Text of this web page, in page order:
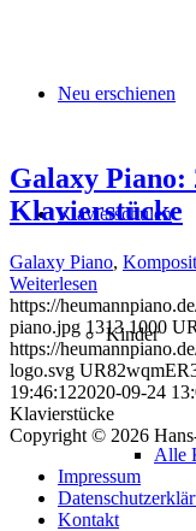
Neu erschienen
Klavierschulen
Kinder
Alle
Galaxy Piano:
Klavierstücke
Galaxy Piano,
Weiterlesen
https://
piano.jpg 1313 1000
https://
logo.svg
19:46:122020-09-24
Klavierstücke
Copyright © 2026
Impressum
Kontakt